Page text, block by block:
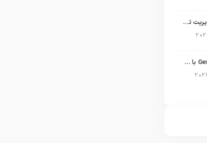
نگاهی به ۱۵ سال مدیریت تیم کوک در اپل
نسخه مک گوگل Gemini با قابلیت تحلیل صفحه و دستورات صوتی در به‌روزرسانی جدید